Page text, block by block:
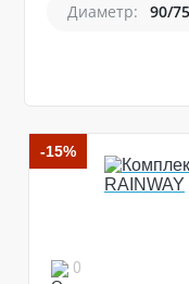
Диаметр: 90/75
-15%
0